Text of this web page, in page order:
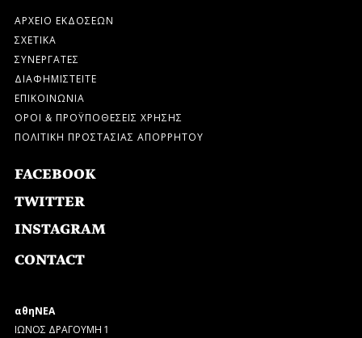
ΑΡΧΕΙΟ ΕΚΔΟΣΕΩΝ
ΣΧΕΤΙΚΑ
ΣΥΝΕΡΓΑΤΕΣ
ΔΙΑΦΗΜΙΣΤΕΙΤΕ
ΕΠΙΚΟΙΝΩΝΙΑ
ΟΡΟΙ & ΠΡΟΫΠΟΘΕΣΕΙΣ ΧΡΗΣΗΣ
ΠΟΛΙΤΙΚΗ ΠΡΟΣΤΑΣΙΑΣ ΑΠΟΡΡΗΤΟΥ
FACEBOOK
TWITTER
INSTAGRAM
CONTACT
αθηΝΕΑ
ΙΩΝΟΣ ΔΡΑΓΟΥΜΗ 1